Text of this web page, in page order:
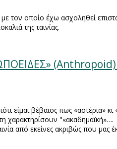
τον οποίο έχω ασχοληθεί
της ταινίας.
είμαι βέβαιος πως «αστέρια»
χαρακτηρίσουν
από εκείνες ακριβώς που μας